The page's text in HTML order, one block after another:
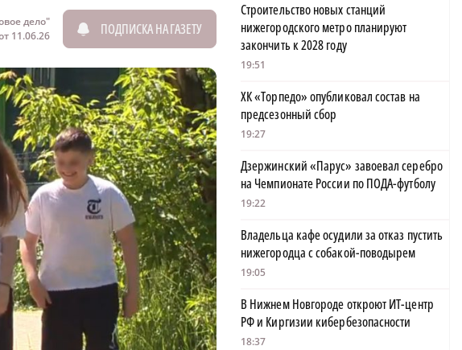
дело"
11.06.26
ПОДПИСКА НА ГАЗЕТУ
Строительство новых станций
нижегородского метро планируют
закончить к 2028 году
19:51
ХК «Торпедо» опубликовал состав на
предсезонный сбор
19:27
Дзержинский «Парус» завоевал серебро
на Чемпионате России по ПОДА-футболу
19:22
Владельца кафе осудили за отказ пустить
нижегородца с собакой-поводырем
19:05
В Нижнем Новгороде откроют ИТ-центр
РФ и Киргизии кибербезопасности
18:37